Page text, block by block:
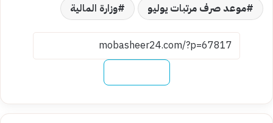
موعد صرف مرتبات يوليو
وزارة المالية